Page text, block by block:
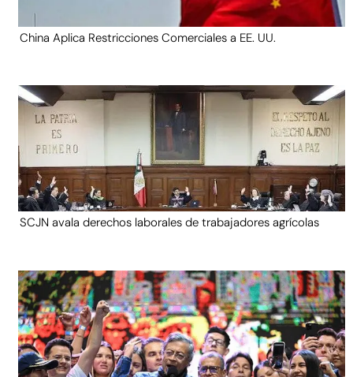
China Aplica Restricciones Comerciales a EE. UU.
SCJN avala derechos laborales de trabajadores agrícolas